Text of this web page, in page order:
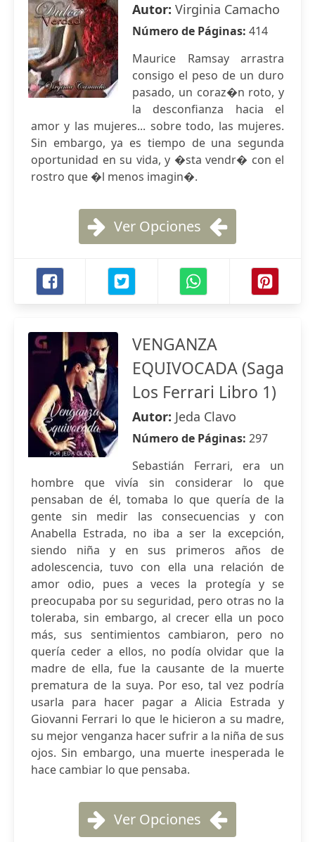
Autor: Virginia Camacho
Número de Páginas: 414
Maurice Ramsay arrastra
consigo el peso de un duro
pasado, un coraz�n roto, y
la desconfianza hacia el
amor y las mujeres... sobre todo, las mujeres.
Sin embargo, ya es tiempo de una segunda
oportunidad en su vida, y �sta vendr� con el
rostro que �l menos imagin�.
Ver Opciones
VENGANZA
EQUIVOCADA (Saga
Los Ferrari Libro 1)
Autor: Jeda Clavo
Número de Páginas: 297
Sebastián Ferrari, era un
hombre que vivía sin considerar lo que
pensaban de él, tomaba lo que quería de la
gente sin medir las consecuencias y con
Anabella Estrada, no iba a ser la excepción,
siendo niña y en sus primeros años de
adolescencia, tuvo con ella una relación de
amor odio, pues a veces la protegía y se
preocupaba por su seguridad, pero otras no la
toleraba, sin embargo, al crecer ella un poco
más, sus sentimientos cambiaron, pero no
quería ceder a ellos, no podía olvidar que la
madre de ella, fue la causante de la muerte
prematura de la suya. Por eso, tal vez podría
usarla para hacer pagar a Alicia Estrada y
Giovanni Ferrari lo que le hicieron a su madre,
su mejor venganza hacer sufrir a la niña de sus
ojos. Sin embargo, una muerte inesperada le
hace cambiar lo que pensaba.
Ver Opciones